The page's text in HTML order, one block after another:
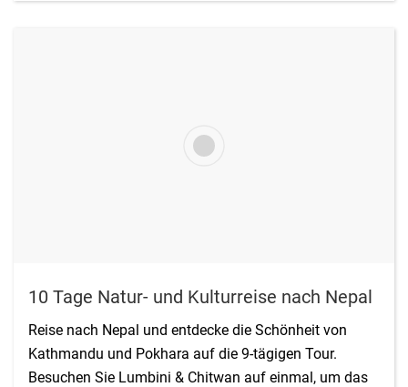
10 Tage Natur- und Kulturreise nach Nepal
Reise nach Nepal und entdecke die Schönheit von
Kathmandu und Pokhara auf die 9-tägigen Tour.
Besuchen Sie Lumbini & Chitwan auf einmal, um das